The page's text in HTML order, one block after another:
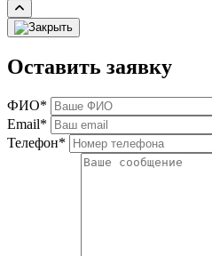
Оставить заявку
ФИО*
Email*
Телефон*